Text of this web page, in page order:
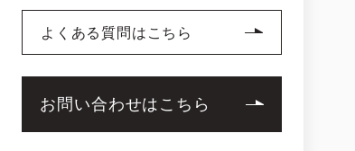
よくある質問はこちら
お問い合わせはこちら